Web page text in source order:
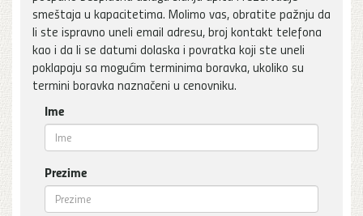
smeštaja u kapacitetima. Molimo vas, obratite pažnju da
li ste ispravno uneli email adresu, broj kontakt telefona
kao i da li se datumi dolaska i povratka koji ste uneli
poklapaju sa mogućim terminima boravka, ukoliko su
termini boravka naznačeni u cenovniku.
Ime
Prezime